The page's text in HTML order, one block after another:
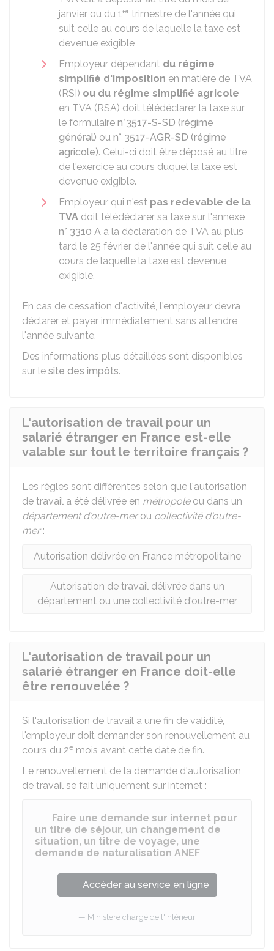
janvier ou du 1er trimestre de l'année qui
suit celle au cours de laquelle la taxe est
devenue exigible
Employeur dépendant du régime
simplifié d'imposition en matière de TVA
(RSI) ou du régime simplifié agricole
en TVA (RSA) doit télédéclarer la taxe sur
le formulaire n°3517-S-SD (régime
général) ou n° 3517-AGR-SD (régime
agricole). Celui-ci doit être déposé au titre
de l'exercice au cours duquel la taxe est
devenue exigible.
Employeur qui n'est pas redevable de la
TVA doit télédéclarer sa taxe sur l'annexe
n° 3310 A à la déclaration de TVA au plus
tard le 25 février de l'année qui suit celle au
cours de laquelle la taxe est devenue
exigible.
En cas de cessation d'activité, l'employeur devra
déclarer et payer immédiatement sans attendre
l'année suivante.
Des informations plus détaillées sont disponibles
sur le site des impôts.
L'autorisation de travail pour un
salarié étranger en France est-elle
valable sur tout le territoire français ?
Les règles sont différentes selon que l'autorisation
de travail a été délivrée en métropoleou dans un
département d'outre-merou collectivité d'outre-
mer:
Autorisation délivrée en France métropolitaine
Autorisation de travail délivrée dans un
département ou une collectivité d'outre-mer
L'autorisation de travail pour un
salarié étranger en France doit-elle
être renouvelée ?
Si l'autorisation de travail a une fin de validité,
l'employeur doit demander son renouvellement au
cours du 2e mois avant cette date de fin.
Le renouvellement de la demande d'autorisation
de travail se fait uniquement sur internet :
Faire une demande sur internet pour
un titre de séjour, un changement de
situation, un titre de voyage, une
demande de naturalisation ANEF
Accéder au service en ligne
Ministère chargé de l'intérieur